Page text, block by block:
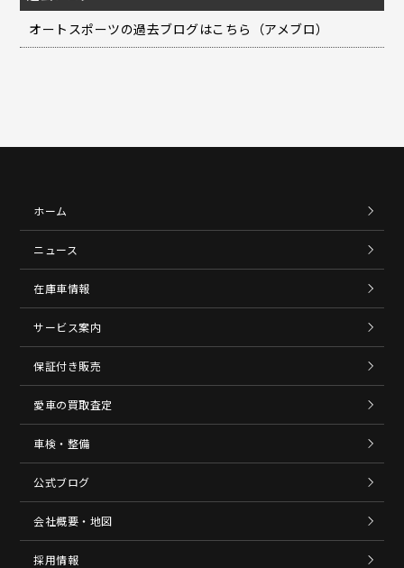
オートスポーツの過去ブログはこちら（アメブロ）
ホーム
ニュース
在庫車情報
サービス案内
保証付き販売
愛車の買取査定
車検・整備
公式ブログ
会社概要・地図
採用情報